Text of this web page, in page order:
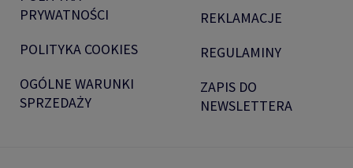
PRYWATNOŚCI
POLITYKA COOKIES
OGÓLNE WARUNKI
SPRZEDAŻY
REKLAMACJE
REGULAMINY
ZAPIS DO
NEWSLETTERA